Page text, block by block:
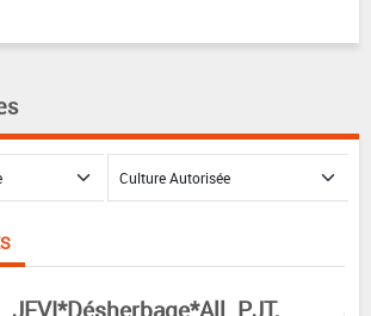
JEVI*Désherbage*All. PJT,